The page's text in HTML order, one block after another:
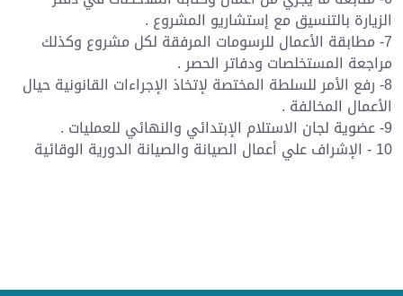
الزيارة بالتنسيق مع إستشاريو المشروع .
7- مطابقة الأعمال للرسومات المرفقة لكل مشروع وكذلك
مراجعة المستخلصات ودفاتر الحصر .
8- رفع الأمر للسلطة المختصة لإتخاذ الإجراءات القانونية حيال
الأعمال المخالفة .
10 - الإشراف علي أعمال الصيانة والصيانة الدورية الوقائية